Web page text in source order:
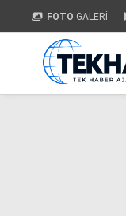
FOTO GALERİ